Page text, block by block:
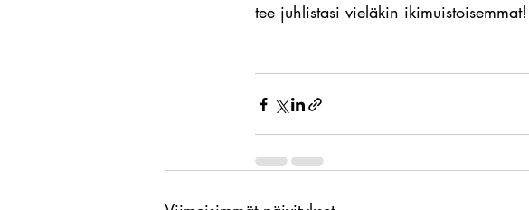
tee juhlistasi vieläkin ikimuistoisemmat!